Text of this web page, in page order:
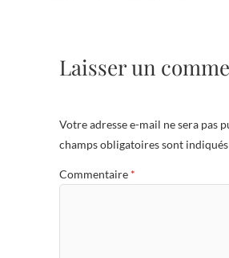
Laisser un
Votre adresse e-mail ne sera pas
champs obligatoires sont indiqués
Commentaire *